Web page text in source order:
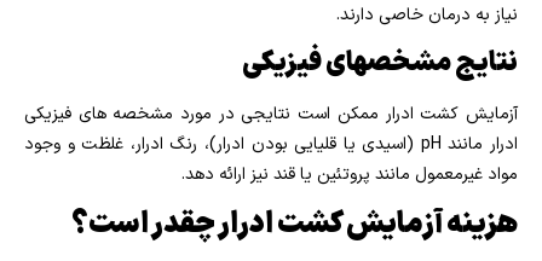
نیاز به درمان خاصی دارند.
نتایج مشخصهای فیزیکی
آزمایش کشت ادرار ممکن است نتایجی در مورد مشخصه های فیزیکی
ادرار مانند pH (اسیدی یا قلیایی بودن ادرار)، رنگ ادرار، غلظت و وجود
مواد غیرمعمول مانند پروتئین یا قند نیز ارائه دهد.
هزینه آزمایش کشت ادرار چقدر است؟